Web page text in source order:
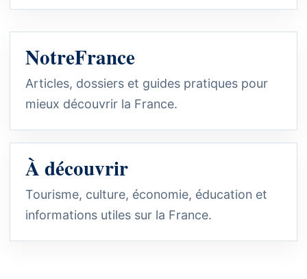
NotreFrance
Articles, dossiers et guides pratiques pour
mieux découvrir la France.
À découvrir
Tourisme, culture, économie, éducation et
informations utiles sur la France.